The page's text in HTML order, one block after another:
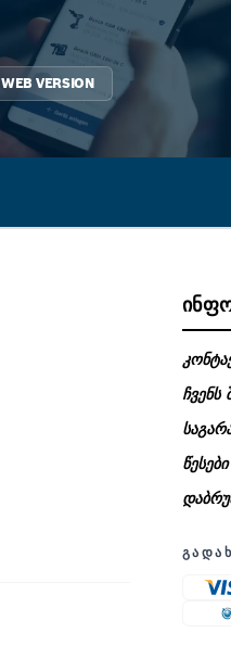
WEB VERSION
ჩვენს